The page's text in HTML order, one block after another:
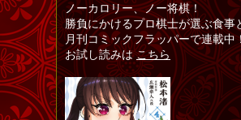
ノーカロリー、ノー将棋！
勝負にかけるプロ棋士が選ぶ食事
月刊コミックフラッパーで連載中
お試し読みはこちら